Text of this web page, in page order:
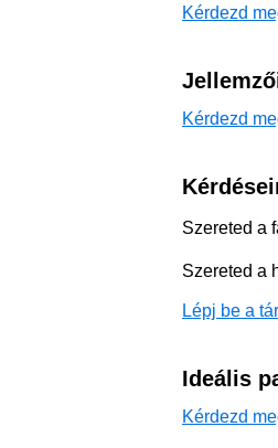
Kérdezd
Kérdezd
Szereted a
Szereted a
Lépj be a
Ideális
Kérdezd